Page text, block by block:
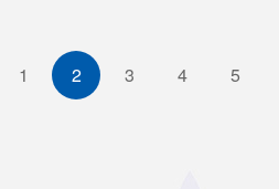
1 2 3 4 5